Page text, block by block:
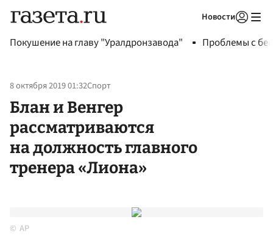
Новости
Покушение на главу "Уралдронзавода" Проблемы с
8 октября 2019 01:32Спорт
Блан и Венгер
рассматриваются
на должность главного
тренера «Лиона»
AP